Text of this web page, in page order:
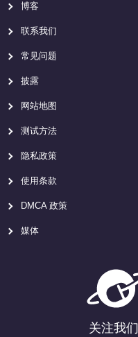
博客
联系我们
常见问题
披露
网站地图
测试方法
隐私政策
使用条款
DMCA 政策
媒体
关注我们